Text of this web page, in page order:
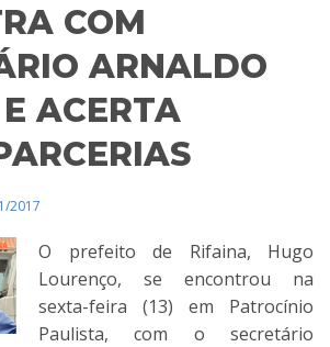
COM
ARNALDO
ACERTA
2017
O prefeito de Rifaina, Hugo
Lourenço, se encontrou na
sexta-feira (13) em Patrocínio
Paulista, com o secretário